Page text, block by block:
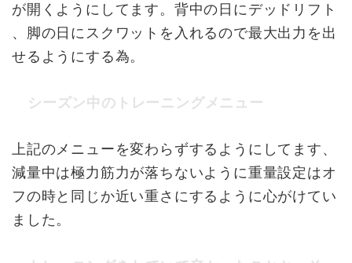
が開くようにしてます。背中の日にデッドリフト
、脚の日にスクワットを入れるので最大出力を出
せるようにする為。
シーズン中のトレーニングメニュー
上記のメニューを変わらずするようにしてます、
減量中は極力筋力が落ちないように重量設定はオ
フの時と同じか近い重さにするように心がけてい
ました。